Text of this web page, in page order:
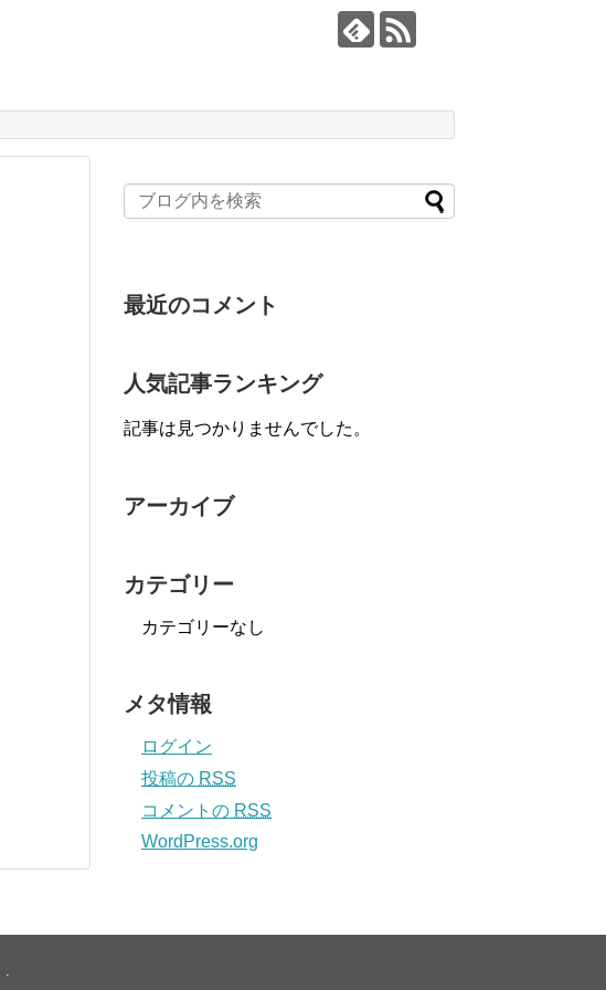
最近のコメント
人気記事ランキング
記事は見つかりませんでした。
アーカイブ
カテゴリー
カテゴリーなし
メタ情報
ログイン
投稿の RSS
コメントの RSS
WordPress.org
.